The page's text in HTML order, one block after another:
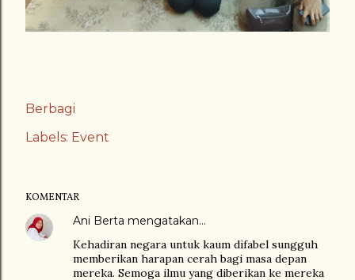
Berbagi
Labels: Event
KOMENTAR
Ani Berta mengatakan…
Kehadiran negara untuk kaum difabel sungguh
memberikan harapan cerah bagi masa depan
mereka. Semoga ilmu yang diberikan ke mereka